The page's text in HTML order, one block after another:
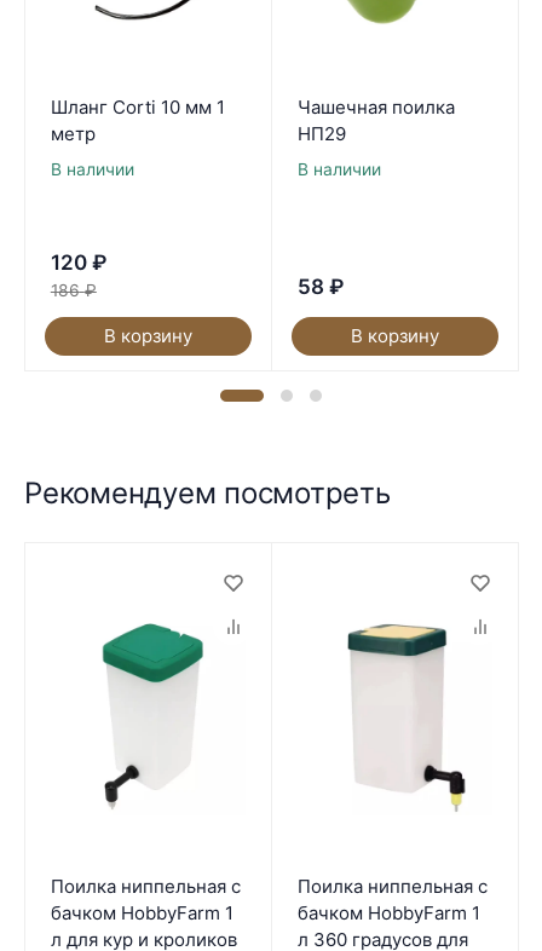
Шланг Corti 10 мм 1
метр
В наличии
120 ₽
186 ₽
В корзину
Чашечная поилка
НП29
В наличии
58 ₽
В корзину
Рекомендуем посмотреть
Поилка ниппельная с
бачком HobbyFarm 1
л для кур и кроликов
Поилка ниппельная с
бачком HobbyFarm 1
л 360 градусов для